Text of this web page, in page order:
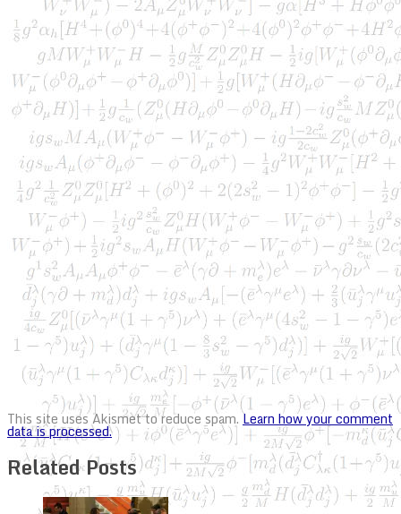
This site uses Akismet to reduce spam.Learn how your comment
data is processed.
Related Posts